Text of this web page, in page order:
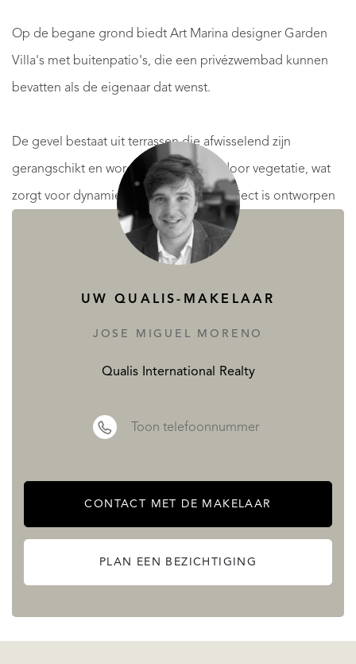
Op de begane grond biedt Art Marina designer Garden
Villa's met buitenpatio's, die een privézwembad kunnen
bevatten als de eigenaar dat wenst.
De gevel bestaat uit terrassen die afwisselend zijn
gerangschikt en worden gescheiden door vegetatie, wat
zorgt voor dynamiek en privacy. Het project is ontworpen
om levenskwaliteit en rust te bieden.
parkeerterrein, een sportterrein met gymnastiektoestellen
en vrije en geprivatiseerde groenzones. De woningen,
materialen en lay-out te kiezen volgens de voorkeuren van
de eigenaar, met het advies van gespecialiseerde
LEES MEER
MINDER LEZEN
UW QUALIS-MAKELAAR
JOSE MIGUEL MORENO
Qualis International Realty
Toon telefoonnummer
CONTACT MET DE MAKELAAR
PLAN EEN BEZICHTIGING